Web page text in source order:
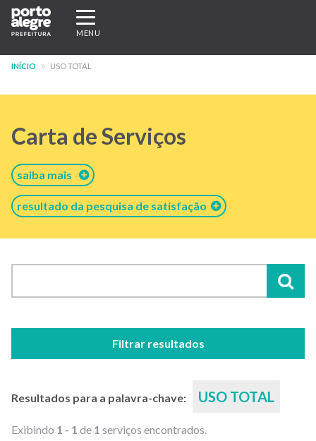
Pular
para
conteúdo
Expandir/recolher
navegação
MENU
INÍCIO USO TOTAL
Carta de Serviços
saiba mais
resultado da pesquisa de satisfação
Filtrar resultados
Resultados para a palavra-chave: USO TOTAL
Exibindo 1 - 1 de 1 serviços encontrados.